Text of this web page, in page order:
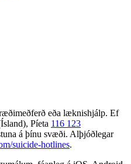
eða læknishjálp. Ef
Píeta 116 123
á þínu svæði. Alþjóðlegar
suicide-hotlines.